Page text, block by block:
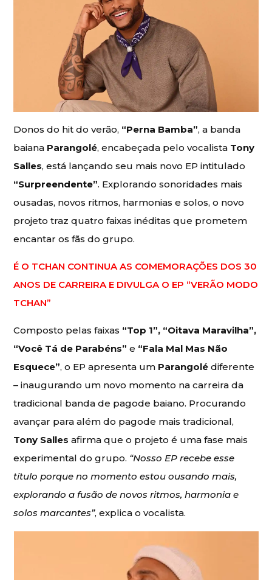
Donos do hit do verão, “Perna Bamba”, a banda
baiana Parangolé, encabeçada pelo vocalista Tony
Salles, está lançando seu mais novo EP intitulado
“Surpreendente”. Explorando sonoridades mais
ousadas, novos ritmos, harmonias e solos, o novo
projeto traz quatro faixas inéditas que prometem
encantar os fãs do grupo.
É O TCHAN CONTINUA AS COMEMORAÇÕES DOS 30
ANOS DE CARREIRA E DIVULGA O EP “VERÃO MODO
TCHAN”
Composto pelas faixas “Top 1”, “Oitava Maravilha”,
“Você Tá de Parabéns” e “Fala Mal Mas Não
Esquece”, o EP apresenta um Parangolé diferente
– inaugurando um novo momento na carreira da
tradicional banda de pagode baiano. Procurando
avançar para além do pagode mais tradicional,
Tony Salles afirma que o projeto é uma fase mais
experimental do grupo. “Nosso EP recebe esse
título porque no momento estou ousando mais,
explorando a fusão de novos ritmos, harmonia e
solos marcantes”, explica o vocalista.